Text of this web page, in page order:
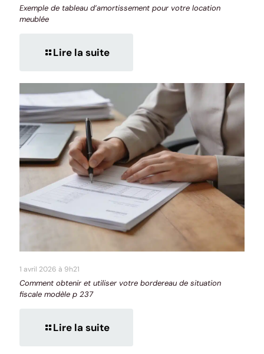
Exemple de tableau d’amortissement pour votre location
meublée
Lire la suite
1 avril 2026 à 9h21
Comment obtenir et utiliser votre bordereau de situation
fiscale modèle p 237
Lire la suite